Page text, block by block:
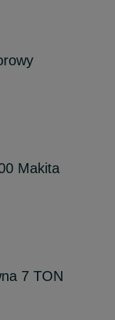
Makita
7 TON